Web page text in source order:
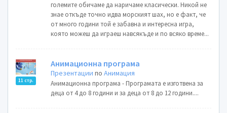
големите обичаме да наричаме класически. Никой не
знае откъде точно идва морският шах, но е факт, че
от много години той е забавна и интересна игра,
която можеш да играеш навсякъде и по всяко време...
11 стр.
Анимационна програма
Презентации поАнимация
Анимационна програма - Програмата е изготвена за
деца от 4 до 8 години и за деца от 8 до 12 години....